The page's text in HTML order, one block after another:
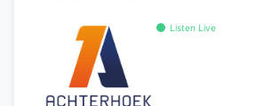
Listen Live